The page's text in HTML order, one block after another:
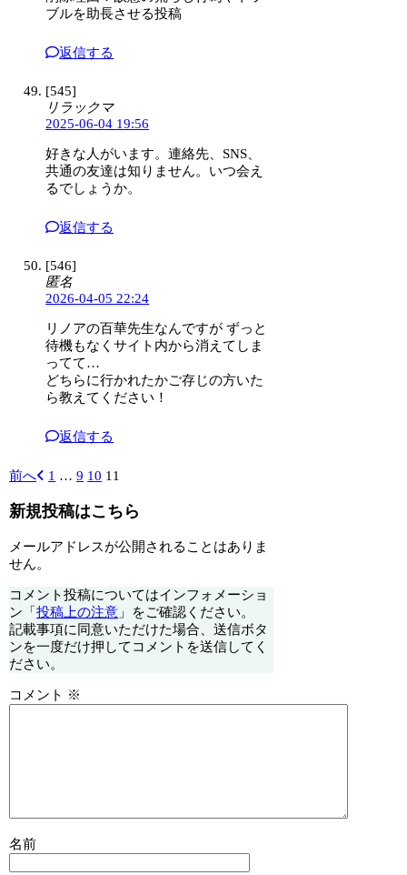
ブルを助長させる投稿
返信する
[545]
リラックマ
2025-06-04 19:56
好きな人がいます。連絡先、SNS、
共通の友達は知りません。いつ会え
るでしょうか。
返信する
[546]
匿名
2026-04-05 22:24
リノアの百華先生なんですが ずっと
待機もなくサイト内から消えてしま
ってて…
どちらに行かれたかご存じの方いた
ら教えてください！
返信する
前へ 1 … 9 10 11
新規投稿はこちら
メールアドレスが公開されることはありま
せん。
コメント投稿についてはインフォメーショ
ン「投稿上の注意 」をご確認ください。
記載事項に同意いただけた場合、送信ボタ
ンを一度だけ押してコメントを送信してく
ださい。
コメント ※
名前